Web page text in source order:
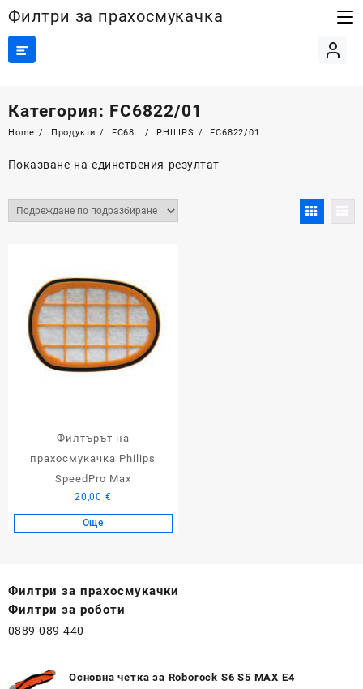
Skip
content
Филтри за прахосмукачка
Категория: FC6822/01
Home Продукти FC68.. PHILIPS FC6822/01
Показване на единствения резултат
Филтърът на
прахосмукачка Philips
SpeedPro Max
20,00 €
Още
Филтри за прахосмукачки
Филтри за роботи
0889-089-440
Основна четка за Roborock S6 S5 MAX E4